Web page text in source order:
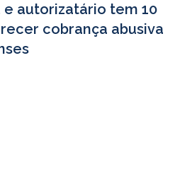
e autorizatário tem 10
cobrança abusiva